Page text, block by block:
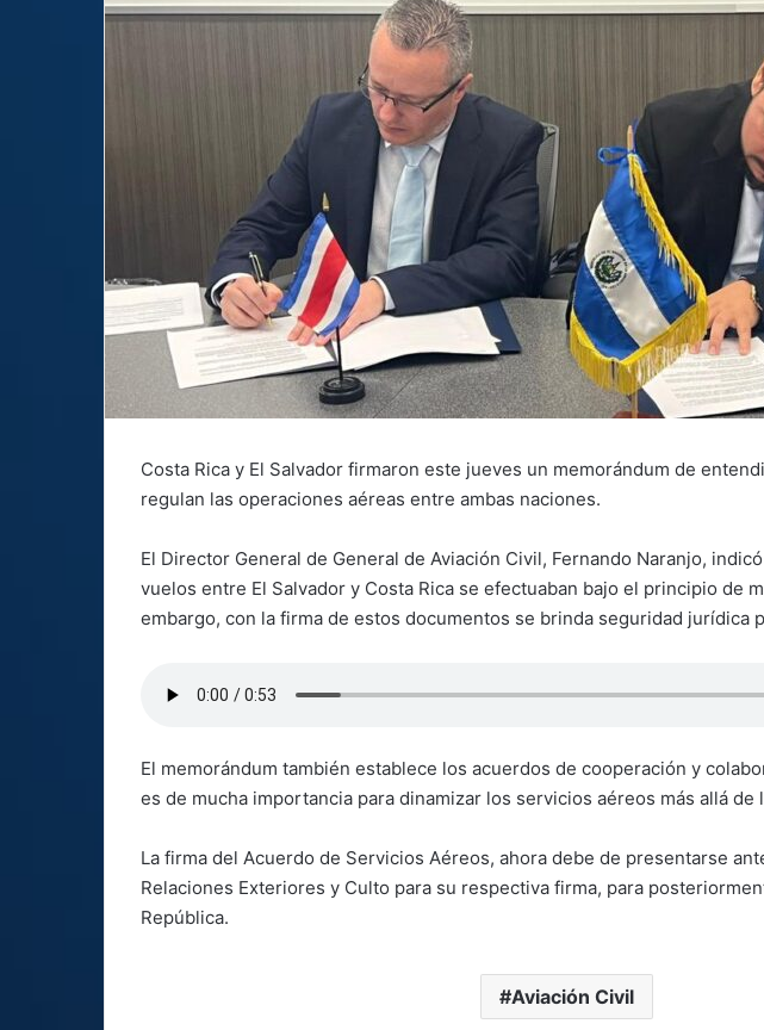
Costa Rica y El Salvador firmaron este jueves un memorándum de
regulan las operaciones aéreas entre ambas naciones.
El Director General de General de Aviación Civil, Fernando Naranjo,
vuelos entre El Salvador y Costa Rica se efectuaban bajo el principio de
embargo, con la firma de estos documentos se brinda seguridad jurídica
El memorándum también establece los acuerdos de cooperación y
es de mucha importancia para dinamizar los servicios aéreos más allá de
La firma del Acuerdo de Servicios Aéreos, ahora debe de presentarse
Relaciones Exteriores y Culto para su respectiva firma, para
República.
Aviación Civil